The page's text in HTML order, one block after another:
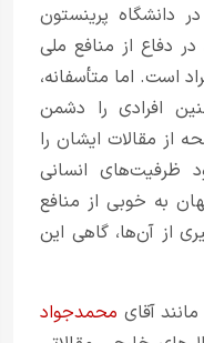
دانشگاه پرینستون
دفاع از منافع ملی
است. اما متأسفانه،
افرادی را دشمن
از مقالات ایشان را
ظرفیت‌های انسانی
به خوبی از منافع
از آن‌ها، گاهی این
آقای محمدجواد